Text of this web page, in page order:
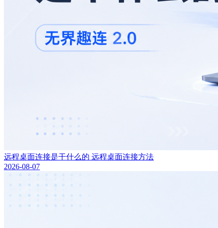
远程桌面连接是干什么的 远程桌面连接方法
2026-08-07